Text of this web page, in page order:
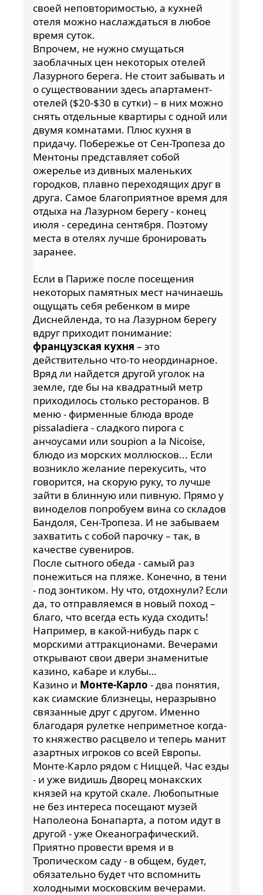
своей неповторимостью, а кухней
отеля можно наслаждаться в любое
время суток.
Впрочем, не нужно смущаться
заоблачных цен некоторых отелей
Лазурного берега. Не стоит забывать и
о существовании здесь апартамент-
отелей ($20-$30 в сутки) – в них можно
снять отдельные квартиры с одной или
двумя комнатами. Плюс кухня в
придачу. Побережье от Сен-Тропеза до
Ментоны представляет собой
ожерелье из дивных маленьких
городков, плавно переходящих друг в
друга. Самое благоприятное время для
отдыха на Лазурном берегу - конец
июля - середина сентября. Поэтому
места в отелях лучше бронировать
заранее.
Если в Париже после посещения
некоторых памятных мест начинаешь
ощущать себя ребенком в мире
Диснейленда, то на Лазурном берегу
вдруг приходит понимание:
французская кухня – это
действительно что-то неординарное.
Вряд ли найдется другой уголок на
земле, где бы на квадратный метр
приходилось столько ресторанов. В
меню - фирменные блюда вроде
pissaladiera - сладкого пирога с
анчоусами или soupion a la Nicoise,
блюдо из морских моллюсков... Если
возникло желание перекусить, что
говорится, на скорую руку, то лучше
зайти в блинную или пивную. Прямо у
виноделов попробуем вина со складов
Бандоля, Сен-Тропеза. И не забываем
захватить с собой парочку – так, в
качестве сувениров.
После сытного обеда - самый раз
понежиться на пляже. Конечно, в тени
- под зонтиком. Ну что, отдохнули? Если
да, то отправляемся в новый поход –
благо, что всегда есть куда сходить!
Например, в какой-нибудь парк с
морскими аттракционами. Вечерами
открывают свои двери знаменитые
казино, кабаре и клубы…
Казино и Монте-Карло - два понятия,
как сиамские близнецы, неразрывно
связанные друг с другом. Именно
благодаря рулетке неприметное когда-
то княжество расцвело и теперь манит
азартных игроков со всей Европы.
Монте-Карло рядом с Ниццей. Час езды
- и уже видишь Дворец монакских
князей на крутой скале. Любопытные
не без интереса посещают музей
Наполеона Бонапарта, а потом идут в
другой - уже Океанографический.
Приятно провести время и в
Тропическом саду - в общем, будет,
обязательно будет что вспомнить
холодными московским вечерами.